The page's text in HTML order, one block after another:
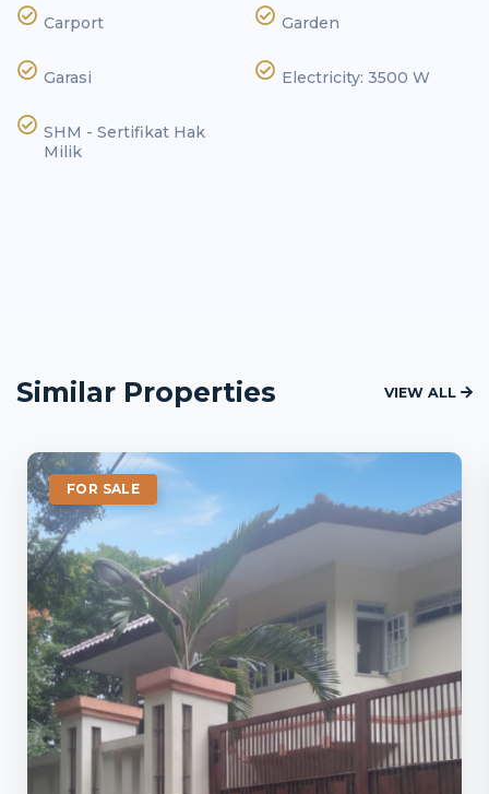
Carport Garden
Garasi Electricity: 3500 W
SHM - Sertifikat Hak
Milik
Similar Properties VIEW ALL
FOR SALE